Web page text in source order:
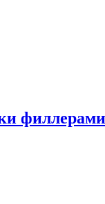
филлерами